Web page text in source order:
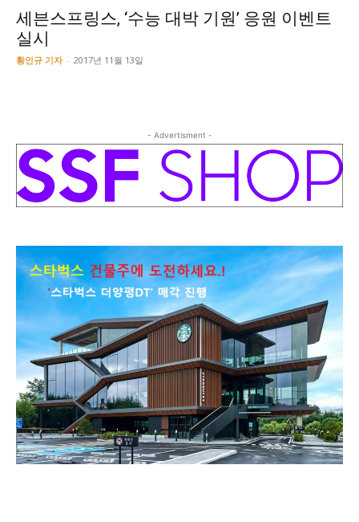
세븐스프링스, ‘수능 대박 기원’ 응원 이벤트
실시
황인규 기자 - 2017년 11월 13일
- Advertisment -